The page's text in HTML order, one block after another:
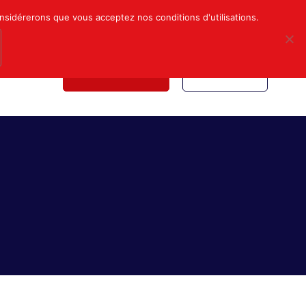
Mon compte Nous contacter
que vous acceptez nos conditions d'utilisations.